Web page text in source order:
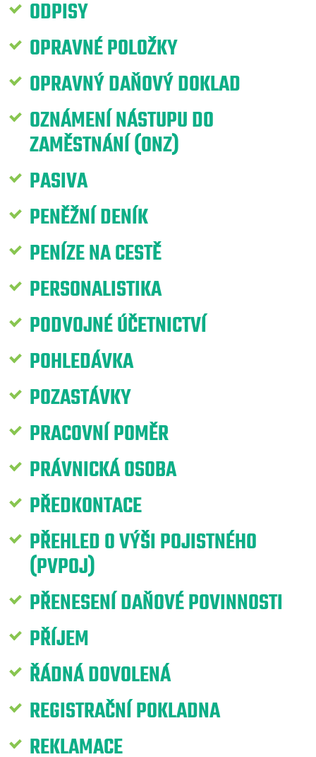
ODPISY
OPRAVNÉ POLOŽKY
OPRAVNÝ DAŇOVÝ DOKLAD
OZNÁMENÍ NÁSTUPU DO
ZAMĚSTNÁNÍ (ONZ)
PASIVA
PENĚŽNÍ DENÍK
PENÍZE NA CESTĚ
PERSONALISTIKA
PODVOJNÉ ÚČETNICTVÍ
POHLEDÁVKA
POZASTÁVKY
PRACOVNÍ POMĚR
PRÁVNICKÁ OSOBA
PŘEDKONTACE
PŘEHLED O VÝŠI POJISTNÉHO
(PVPOJ)
PŘENESENÍ DAŇOVÉ POVINNOSTI
PŘÍJEM
ŘÁDNÁ DOVOLENÁ
REGISTRAČNÍ POKLADNA
REKLAMACE